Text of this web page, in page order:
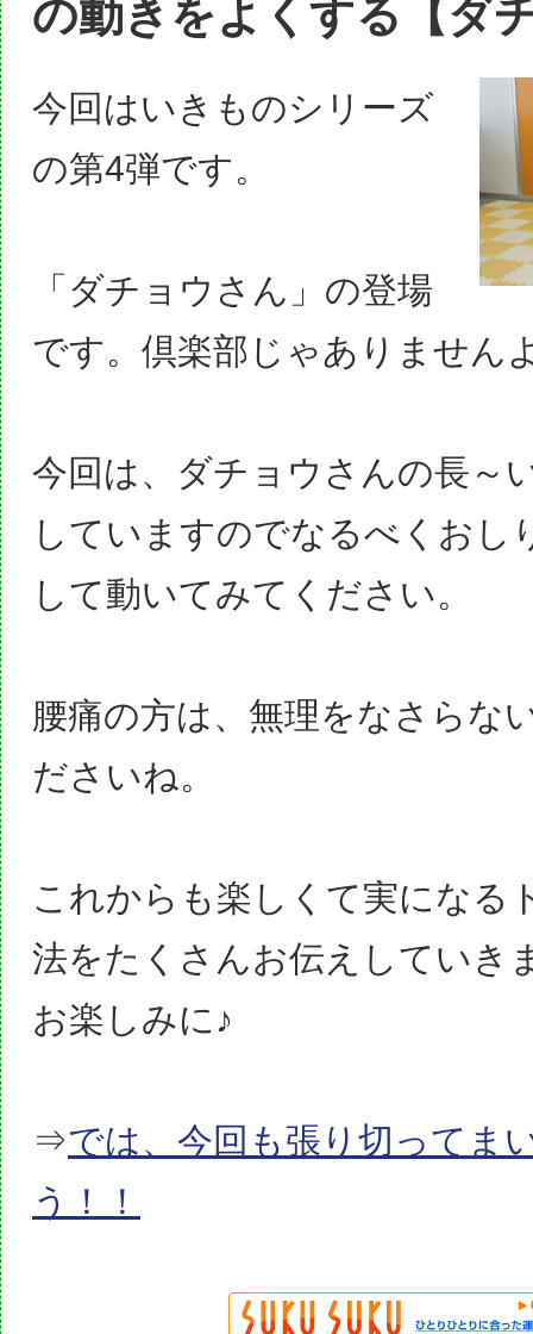
の動きをよくする【ダ
今回はいきものシリーズ
の第4弾です。
「ダチョウさん」の登場
です。倶楽部じゃありません
今回は、ダチョウさんの長～
していますのでなるべくおし
して動いてみてください。
腰痛の方は、無理をなさらな
ださいね。
これからも楽しくて実になる
法をたくさんお伝えしていき
お楽しみに♪
⇒では、今回も張り切ってま
う！！